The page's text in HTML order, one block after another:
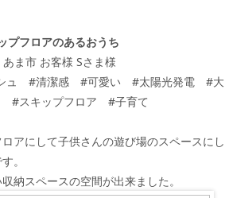
プフロアのあるおうち
あま市 お客様 Sさま様
ュ #清潔感 #可愛い #太陽光発電 #大
#スキップフロア #子育て
アにして子供さんの遊び場のスペースにし
。
納スペースの空間が出来ました。